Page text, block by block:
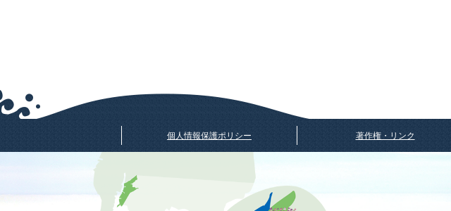
個人情報保護ポリシー 著作権・リンク